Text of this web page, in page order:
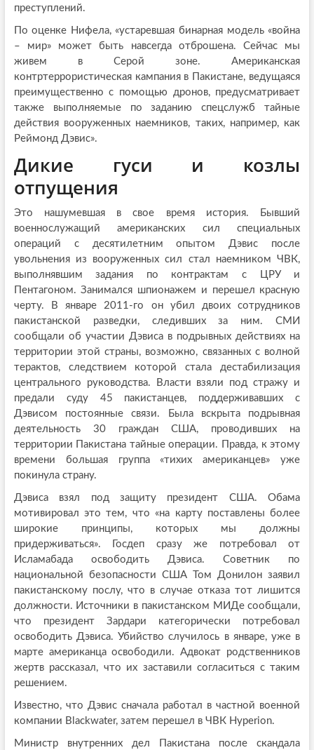
преступлений.
По оценке Нифела, «устаревшая бинарная модель «война
– мир» может быть навсегда отброшена. Сейчас мы
живем в Серой зоне. Американская
контртеррористическая кампания в Пакистане, ведущаяся
преимущественно с помощью дронов, предусматривает
также выполняемые по заданию спецслужб тайные
действия вооруженных наемников, таких, например, как
Реймонд Дэвис».
Дикие гуси и козлы
отпущения
Это нашумевшая в свое время история. Бывший
военнослужащий американских сил специальных
операций с десятилетним опытом Дэвис после
увольнения из вооруженных сил стал наемником ЧВК,
выполнявшим задания по контрактам с ЦРУ и
Пентагоном. Занимался шпионажем и перешел красную
черту. В январе 2011-го он убил двоих сотрудников
пакистанской разведки, следивших за ним. СМИ
сообщали об участии Дэвиса в подрывных действиях на
территории этой страны, возможно, связанных с волной
терактов, следствием которой стала дестабилизация
центрального руководства. Власти взяли под стражу и
предали суду 45 пакистанцев, поддерживавших с
Дэвисом постоянные связи. Была вскрыта подрывная
деятельность 30 граждан США, проводивших на
территории Пакистана тайные операции. Правда, к этому
времени большая группа «тихих американцев» уже
покинула страну.
Дэвиса взял под защиту президент США. Обама
мотивировал это тем, что «на карту поставлены более
широкие принципы, которых мы должны
придерживаться». Госдеп сразу же потребовал от
Исламабада освободить Дэвиса. Советник по
национальной безопасности США Том Донилон заявил
пакистанскому послу, что в случае отказа тот лишится
должности. Источники в пакистанском МИДе сообщали,
что президент Зардари категорически потребовал
освободить Дэвиса. Убийство случилось в январе, уже в
марте американца освободили. Адвокат родственников
жертв рассказал, что их заставили согласиться с таким
решением.
Известно, что Дэвис сначала работал в частной военной
компании Blackwater, затем перешел в ЧВК Hyperion.
Министр внутренних дел Пакистана после скандала